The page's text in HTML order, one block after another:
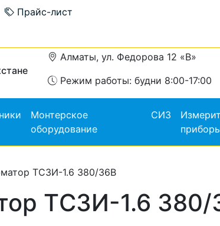
Прайс-лист
Алматы, ул. Федорова 12 «В»
Режим работы: будни 8:00-17:00
Монтерское
оборудование
СИЗ
ТCЗИ-1.6 380/36В
ТCЗИ-1.6 380/